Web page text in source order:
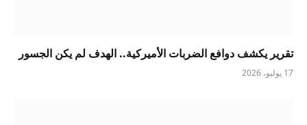
تقرير يكشف دوافع الضربات الأميركية.. الهدف لم يكن الجسور
17 يوليو، 2026